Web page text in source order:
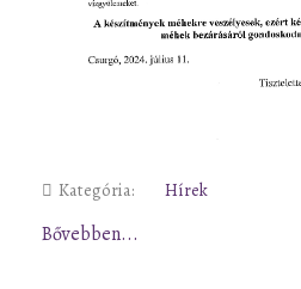
Kategória: Hírek
Bővebben...